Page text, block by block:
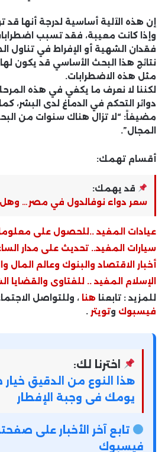
إن هذه الآلية أساسية لدرجة أنها قد
وإذا كانت معيبة، فقد تسبب
فقدان الشهية أو الإفراط في تناول
نتائج هذا البحث الأساسي قد يكون لها
مثل هذه الاضطرابات.
لكننا لا نعرف ما يكفي في هذه
دوائر التحكم في الدماغ لدى البشر، كما
مضيفاً: “لا تزال هناك سنوات من
المجال”.
أقسام تهمك:
قد يهمك:
سعر دواء نوفالدول في مصر…
عيادات المفيد ..للحصول على
سيارات المفيد.. تحديث على مدار
أخبار الاقتصاد والبنوك وعالم المال
الإسلام المفيد .. للفتاوى والقضايا
للمزيد : تابعنا هنا ، وللتواصل
فيسبوك وتويتر .
اخترنا لك:
هذا النوع من الدقيق خيار
يومك فى وجبة الإفطار
تابع آخر الأخبار على
فيسبوك